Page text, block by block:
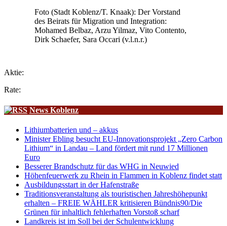
Foto (Stadt Koblenz/T. Knaak): Der Vorstand
des Beirats für Migration und Integration:
Mohamed Belbaz, Arzu Yilmaz, Vito Contento,
Dirk Schaefer, Sara Occari (v.l.n.r.)
Aktie:
Rate:
News Koblenz
Lithiumbatterien und – akkus
Minister Ebling besucht EU-Innovationsprojekt „Zero Carbon
Lithium“ in Landau – Land fördert mit rund 17 Millionen
Euro
Besserer Brandschutz für das WHG in Neuwied
Höhenfeuerwerk zu Rhein in Flammen in Koblenz findet statt
Ausbildungsstart in der Hafenstraße
Traditionsveranstaltung als touristischen Jahreshöhepunkt
erhalten – FREIE WÄHLER kritisieren Bündnis90/Die
Grünen für inhaltlich fehlerhaften Vorstoß scharf
Landkreis ist im Soll bei der Schulentwicklung